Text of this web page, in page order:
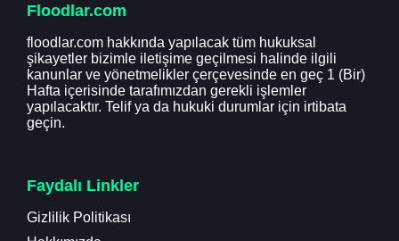
Floodlar.com
floodlar.com hakkında yapılacak tüm hukuksal
şikayetler bizimle iletişime geçilmesi halinde ilgili
kanunlar ve yönetmelikler çerçevesinde en geç 1 (Bir)
Hafta içerisinde tarafımızdan gerekli işlemler
yapılacaktır. Telif ya da hukuki durumlar için irtibata
geçin.
Faydalı Linkler
Gizlilik Politikası